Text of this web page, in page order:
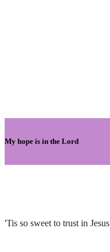
My hope is in the Lord
'Tis so sweet to trust in Jesus